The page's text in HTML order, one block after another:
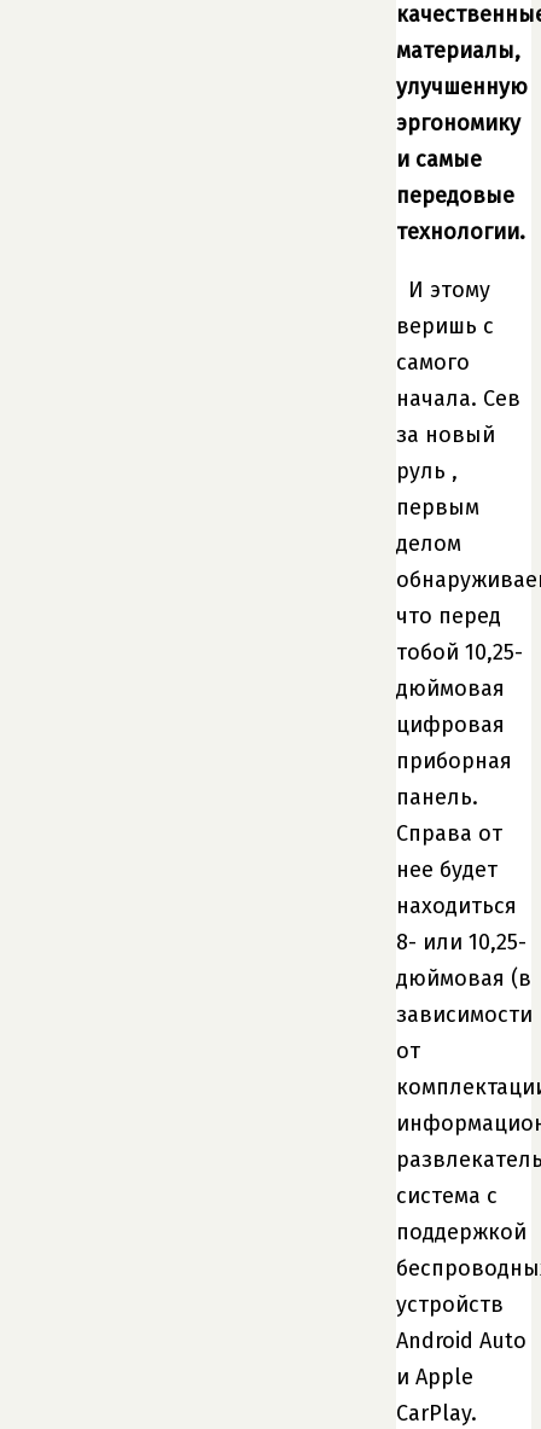
материалы,
улучшенную
эргономику
и самые
передовые
технологии.
И этому
веришь с
самого
начала. Сев
за новый
руль ,
первым
делом
что перед
тобой 10,25-
дюймовая
цифровая
приборная
панель.
Справа от
нее будет
находиться
8- или 10,25-
дюймовая (в
зависимости
от
система с
поддержкой
устройств
Android Auto
и Apple
CarPlay.